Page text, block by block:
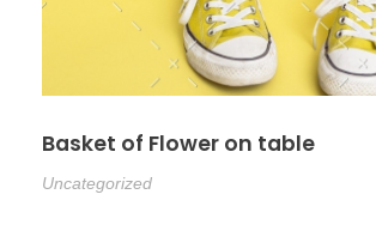
Basket of Flower on table
Uncategorized